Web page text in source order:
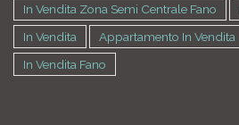
In Vendita Zona Semi Centrale Fano
In Vendita
Appartamento In Vendita
In Vendita Fano